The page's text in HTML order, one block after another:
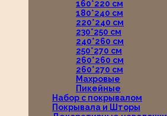
160*220 см
180*240 см
220*240 см
230*250 см
240*260 см
250*270 см
260*260 см
260*270 см
Махровые
Пикейные
Набор с покрывалом
Покрывала и Шторы